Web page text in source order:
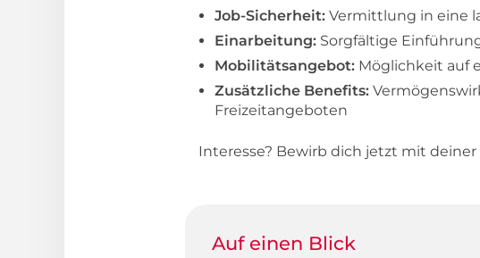
Job-Sicherheit: Vermittlung in eine
Einarbeitung: Sorgfältige
Mobilitätsangebot: Möglichkeit auf
Zusätzliche Benefits:
Freizeitangeboten
Interesse? Bewirb dich jetzt mit
Auf einen Blick